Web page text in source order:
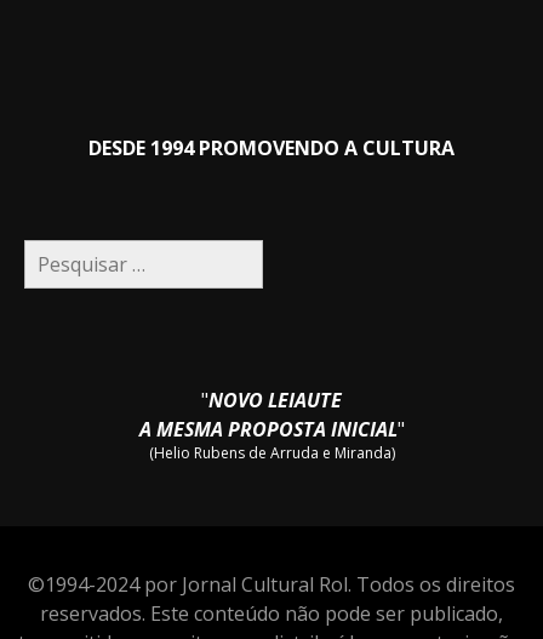
DESDE 1994 PROMOVENDO A CULTURA
Pesquisar
por:
"NOVO LEIAUTE
A MESMA PROPOSTA INICIAL"
(Helio Rubens de Arruda e Miranda)
©1994-2024 por Jornal Cultural Rol. Todos os direitos
reservados. Este conteúdo não pode ser publicado,